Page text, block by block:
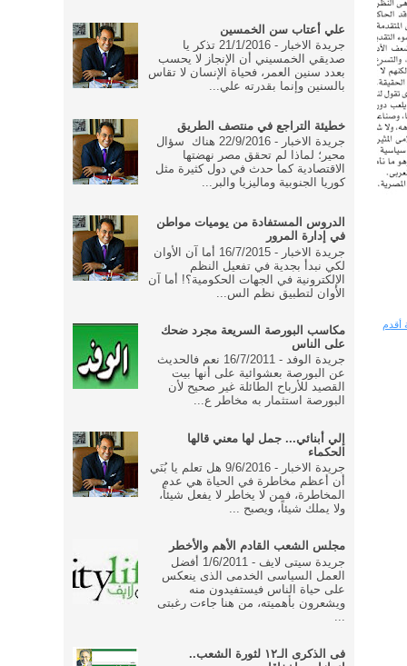
أقدم
علي أعتاب سن الخمسين
جريدة الاخبار - 21/1/2016 تذكر يا
صديقي الخمسيني أن الإنجاز لا يحسب
بعدد سنين العمر، فحياة الإنسان لا تقاس
بالسنين وإنما بقدرته علي...
خطيئة التراجع في منتصف الطريق
جريدة الاخبار - 22/9/2016 هناك سؤال
محير؛ لماذا لم تحقق مصر نهضتها
الاقتصادية كما حدث في دول كثيرة مثل
كوريا الجنوبية وماليزيا والبر...
الدروس المستفادة من يوميات مواطن
في إدارة المرور
جريدة الاخبار - 16/7/2015 أما آن الأوان
لكي نبدأ بجدية في تفعيل النظم
الإلكترونية في الجهات الحكومية؟! أما آن
الأوان لتطبيق نظم الس...
مكاسب البورصة السريعة مجرد ضحك
على الناس
جريدة الوفد - 16/7/2011 نعم فالحديث
عن البورصة بعشوائية على أنها بيت
القصيد للأرباح الطائلة غير صحيح لأن
البورصة استثمار به مخاطر ع...
إلي أبنائي... جمل لها معني قالها
الحكماء
جريدة الاخبار - 9/6/2016 هل تعلم يا بُنَي
أن أعظم مخاطرة في الحياة هي عدم
المخاطرة، فمن لا يخاطر لا يفعل شيئاً،
ولا يملك شيئاً، ويصبح ...
مجلس الشعب القادم الأهم والأخطر
جريدة سيتى لايف - 1/6/2011 أفضل
العمل السياسى الخدمى الذى ينعكس
على حياة الناس فيستفيدون منه
ويشعرون بأهميته، من هنا جاءت رغبتى
فى الذكرى الـ١٢ لثورة الشعب..